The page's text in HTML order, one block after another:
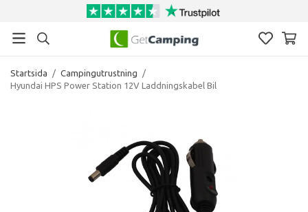
Startsida / Campingutrustning
/
Hyundai HPS Power Station 12V Laddningskabel Bil